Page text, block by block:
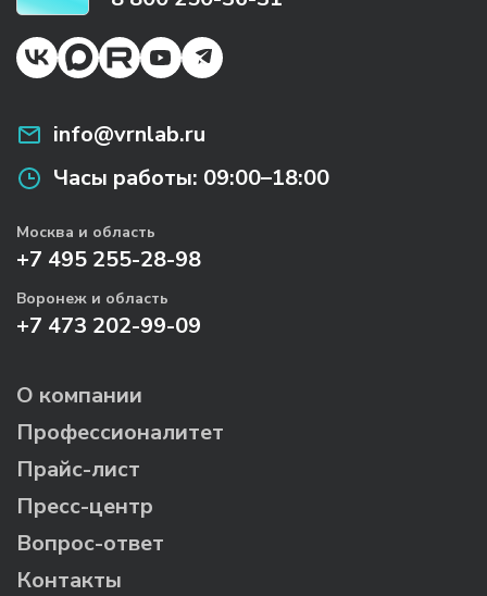
info@vrnlab.ru
Часы работы: 09:00–18:00
Москва и область
+7 495 255-28-98
Воронеж и область
+7 473 202-99-09
О компании
Профессионалитет
Прайс-лист
Пресс-центр
Вопрос-ответ
Контакты